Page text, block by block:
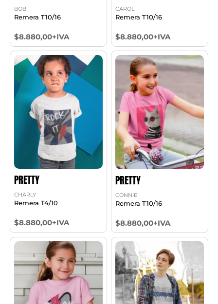
BOB
Remera T10/16
$8.880,00+IVA
CAROL
Remera T10/16
$8.880,00+IVA
PRETTY
CHARLY
Remera T4/10
$8.880,00+IVA
PRETTY
CONNIE
Remera T10/16
$8.880,00+IVA